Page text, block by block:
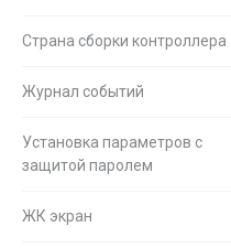
Страна сборки контроллера
Журнал событий
Установка параметров с
защитой паролем
ЖК экран